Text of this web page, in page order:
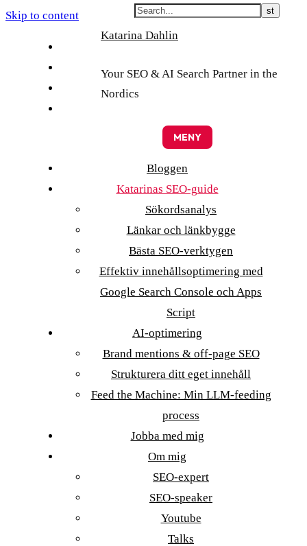
Skip to content
Katarina Dahlin
Your SEO & AI Search Partner in the
Nordics
MENY
Bloggen
Katarinas SEO-guide
Sökordsanalys
Länkar och länkbygge
Bästa SEO-verktygen
Effektiv innehållsoptimering med
Google Search Console och Apps
Script
AI-optimering
Brand mentions & off-page SEO
Strukturera ditt eget innehåll
Feed the Machine: Min LLM-feeding
process
Jobba med mig
Om mig
SEO-expert
SEO-speaker
Youtube
Talks